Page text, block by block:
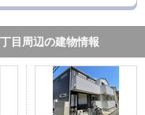
目周辺の建物情報